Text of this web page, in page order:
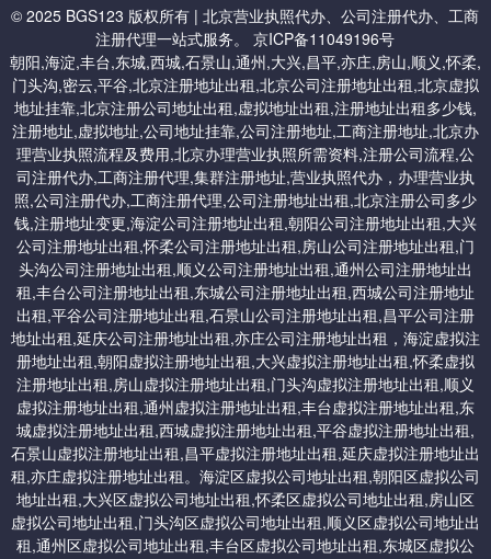
1、6000/三年：小规模及一般纳税人都可以
八：昌平虚拟地址
1、小规模 2000起/年,位置在北七家
2、一次性收费地址 5000（个人产权地址）
提供北京一次性收费永久免费使用的地址：交一次钱，以后地址不
需要续费。
一：顺义集中办公区虚拟地址：5000/一次性收费永久免费。
二：平谷一次性收费地址：4000
三：延庆科技园区地址：5000/一次性收费永久免费
人章、全体股东章、公司名称章等。
5，申领营业执照
工商局经过企业提交材料进行审查，确定符合企业登记申请，经工
商行政管理局核定，即发放工商企业营业执照，并公告企业成立。
© 2025 BGS123 版权所有 | 北京营业执照代办、公司注册代办、工商
注册代理一站式服务。 京ICP备11049196号
朝阳,海淀,丰台,东城,西城,石景山,通州,大兴,昌平,亦庄,房山,顺义,怀柔,
门头沟,密云,平谷,北京注册地址出租,北京公司注册地址出租,北京虚拟
地址挂靠,北京注册公司地址出租,虚拟地址出租,注册地址出租多少钱,
注册地址,虚拟地址,公司地址挂靠,公司注册地址,工商注册地址,北京办
理营业执照流程及费用,北京办理营业执照所需资料,注册公司流程,公
司注册代办,工商注册代理,集群注册地址,营业执照代办，办理营业执
照,公司注册代办,工商注册代理,公司注册地址出租,北京注册公司多少
钱,注册地址变更,海淀公司注册地址出租,朝阳公司注册地址出租,大兴
公司注册地址出租,怀柔公司注册地址出租,房山公司注册地址出租,门
头沟公司注册地址出租,顺义公司注册地址出租,通州公司注册地址出
租,丰台公司注册地址出租,东城公司注册地址出租,西城公司注册地址
出租,平谷公司注册地址出租,石景山公司注册地址出租,昌平公司注册
地址出租,延庆公司注册地址出租,亦庄公司注册地址出租，海淀虚拟注
册地址出租,朝阳虚拟注册地址出租,大兴虚拟注册地址出租,怀柔虚拟
注册地址出租,房山虚拟注册地址出租,门头沟虚拟注册地址出租,顺义
虚拟注册地址出租,通州虚拟注册地址出租,丰台虚拟注册地址出租,东
城虚拟注册地址出租,西城虚拟注册地址出租,平谷虚拟注册地址出租,
石景山虚拟注册地址出租,昌平虚拟注册地址出租,延庆虚拟注册地址出
租,亦庄虚拟注册地址出租。海淀区虚拟公司地址出租,朝阳区虚拟公司
地址出租,大兴区虚拟公司地址出租,怀柔区虚拟公司地址出租,房山区
虚拟公司地址出租,门头沟区虚拟公司地址出租,顺义区虚拟公司地址出
租,通州区虚拟公司地址出租,丰台区虚拟公司地址出租,东城区虚拟公